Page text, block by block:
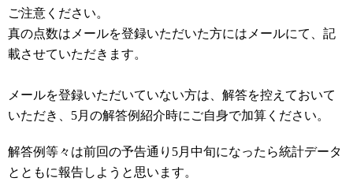
ご注意ください。
真の点数はメールを登録いただいた方にはメールにて、記
載させていただきます。
メールを登録いただいていない方は、解答を控えておいて
いただき、5月の解答例紹介時にご自身で加算ください。
解答例等々は前回の予告通り5月中旬になったら統計データ
とともに報告しようと思います。